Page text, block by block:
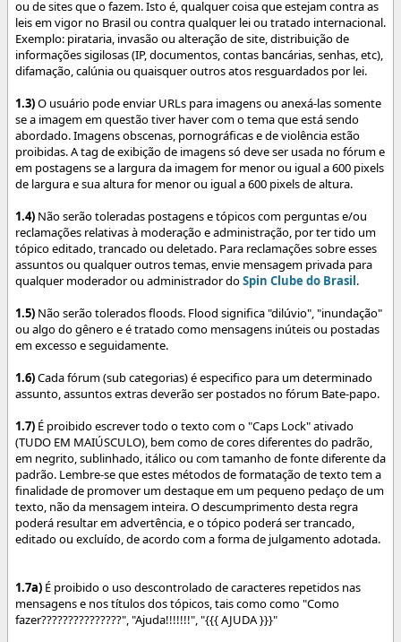
ou de sites que o fazem. Isto é, qualquer coisa que estejam contra as
leis em vigor no Brasil ou contra qualquer lei ou tratado internacional.
Exemplo: pirataria, invasão ou alteração de site, distribuição de
informações sigilosas (IP, documentos, contas bancárias, senhas, etc),
difamação, calúnia ou quaisquer outros atos resguardados por lei.
1.3)O usuário pode enviar URLs para imagens ou anexá-las somente
se a imagem em questão tiver haver com o tema que está sendo
abordado. Imagens obscenas, pornográficas e de violência estão
proibidas. A tag de exibição de imagens só deve ser usada no fórum e
em postagens se a largura da imagem for menor ou igual a 600 pixels
de largura e sua altura for menor ou igual a 600 pixels de altura.
1.4) Não serão toleradas postagens e tópicos com perguntas e/ou
reclamações relativas à moderação e administração, por ter tido um
tópico editado, trancado ou deletado. Para reclamações sobre esses
assuntos ou qualquer outros temas, envie mensagem privada para
qualquer moderador ou administrador doSpin Clube do Brasil.
1.5) Não serão tolerados floods. Flood significa "dilúvio", "inundação"
ou algo do gênero e é tratado como mensagens inúteis ou postadas
em excesso e seguidamente.
1.6)Cada fórum (sub categorias) é especifico para um determinado
assunto, assuntos extras deverão ser postados no fórum Bate-papo.
1.7) É proibido escrever todo o texto com o "Caps Lock" ativado
(TUDO EM MAIÚSCULO), bem como de cores diferentes do padrão,
em negrito, sublinhado, itálico ou com tamanho de fonte diferente da
padrão. Lembre-se que estes métodos de formatação de texto tem a
finalidade de promover um destaque em um pequeno pedaço de um
texto, não da mensagem inteira. O descumprimento desta regra
poderá resultar em advertência, e o tópico poderá ser trancado,
editado ou excluído, de acordo com a forma de julgamento adotada.
1.7a) É proibido o uso descontrolado de caracteres repetidos nas
mensagens e nos títulos dos tópicos, tais como como "Como
fazer???????????????", "Ajuda!!!!!!!", "{{{ AJUDA }}}"